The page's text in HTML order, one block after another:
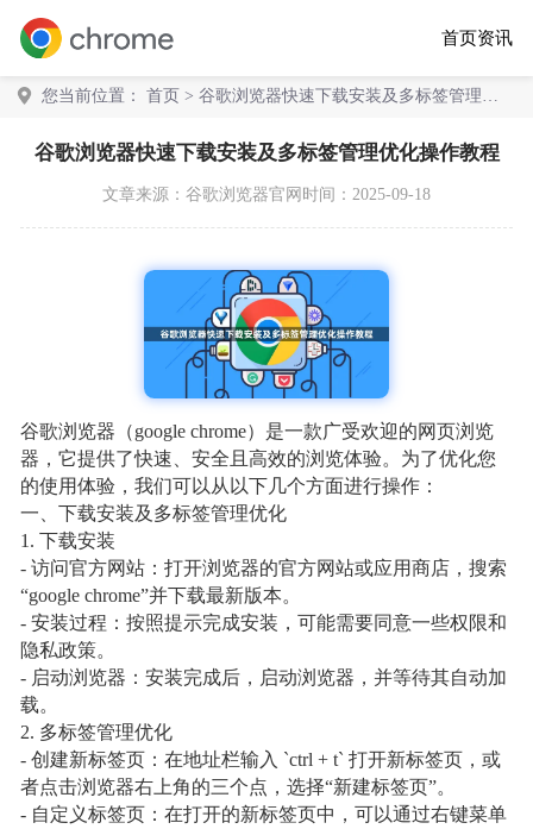
首页资讯
您当前位置： 首页 > 谷歌浏览器快速下载安装及多标签管理优
谷歌浏览器快速下载安装及多标签管理优化操作教程
文章来源： 谷歌浏览器官网 时间：2025-09-18
谷歌浏览器（google chrome）是一款广受欢迎的网页浏览
器，它提供了快速、安全且高效的浏览体验。为了优化您
的使用体验，我们可以从以下几个方面进行操作：
一、下载安装及多标签管理优化
1. 下载安装
- 访问官方网站：打开浏览器的官方网站或应用商店，搜索
“google chrome”并下载最新版本。
- 安装过程：按照提示完成安装，可能需要同意一些权限和
隐私政策。
- 启动浏览器：安装完成后，启动浏览器，并等待其自动加
载。
2. 多标签管理优化
- 创建新标签页：在地址栏输入 `ctrl + t` 打开新标签页，或
者点击浏览器右上角的三个点，选择“新建标签页”。
- 自定义标签页：在打开的新标签页中，可以通过右键菜单